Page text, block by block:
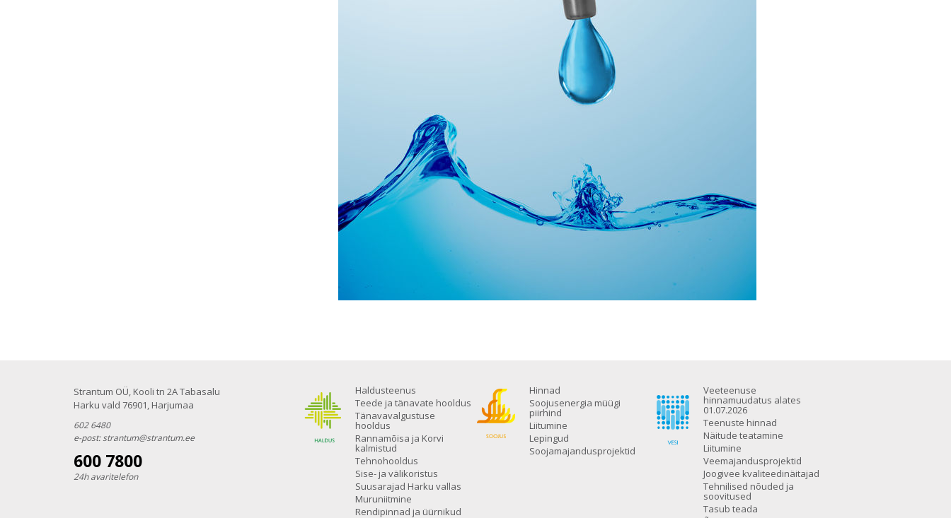
Haldusteenus
Teede ja tänavate hooldus
Tänavavalgustuse
hooldus
Rannamõisa ja Korvi
kalmistud
Tehnohooldus
Sise- ja välikoristus
Suusarajad Harku vallas
Muruniitmine
Rendipinnad ja üürnikud
Hinnad
Soojusenergia müügi
piirhind
Liitumine
Lepingud
Soojamajandusprojektid
Veeteenuse
hinnamuudatus alates
01.07.2026
Teenuste hinnad
Näitude teatamine
Liitumine
Veemajandusprojektid
Joogivee kvaliteedinäitajad
Tehnilised nõuded ja
soovitused
Tasub teada
Strantum OÜ, Kooli tn 2A Tabasalu
Harku vald 76901, Harjumaa
602 6480
e-post:strantum@strantum.ee
600 7800
24h avaritelefon